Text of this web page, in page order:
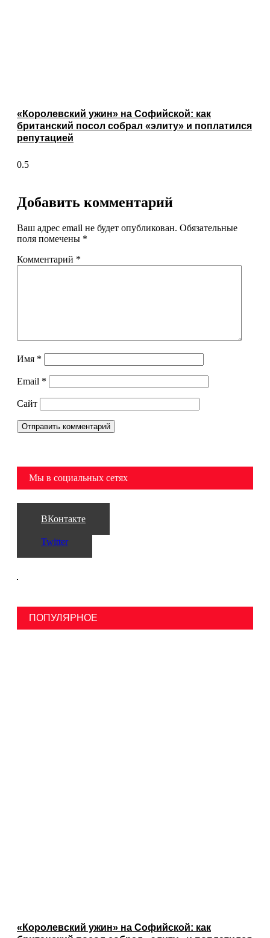
«Королевский ужин» на Софийской: как
британский посол собрал «элиту» и поплатился
репутацией
Добавить комментарий
Ваш адрес email не будет опубликован. Обязательные
поля помечены *
Комментарий *
Имя *
Email *
Сайт
Мы в социальных сетях
ВКонтакте
Twitter
ПОПУЛЯРНОЕ
«Королевский ужин» на Софийской: как